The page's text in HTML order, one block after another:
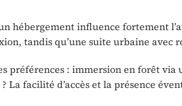
hébergement influence fortement
tandis qu’une suite urbaine avec
préférences : immersion en forêt via
La facilité d’accès et la présence